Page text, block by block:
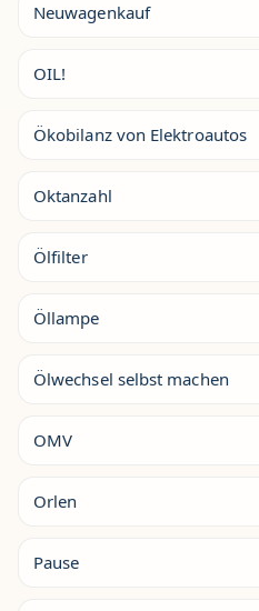
Neuwagenkauf
OIL!
Ökobilanz von Elektroautos
Oktanzahl
Ölfilter
Öllampe
Ölwechsel selbst machen
OMV
Orlen
Pause